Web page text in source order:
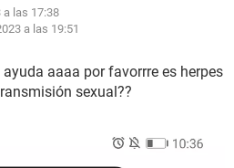
a las 17:38
a las 19:51
aaaa por favorrre es herpes
sexual??